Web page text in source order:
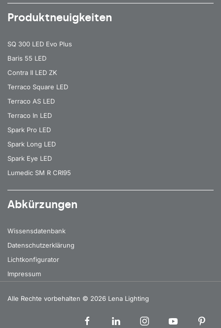
Produktneuigkeiten
SQ 300 LED Evo Plus
Baris 55 LED
Contra II LED ZK
Terraco Square LED
Terraco AS LED
Terraco In LED
Spark Pro LED
Spark Long LED
Spark Eye LED
Lumedic SM R CRI95
Abkürzungen
Wissensdatenbank
Datenschutzerklärung
Lichtkonfigurator
Impressum
Alle Rechte vorbehalten © 2026 Lena Lighting